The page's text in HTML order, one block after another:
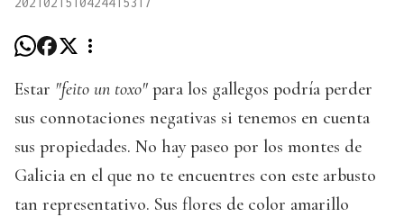
Estar "feito un toxo" para los gallegos podría perder
sus connotaciones negativas si tenemos en cuenta
sus propiedades. No hay paseo por los montes de
Galicia en el que no te encuentres con este arbusto
tan representativo. Sus flores de color amarillo